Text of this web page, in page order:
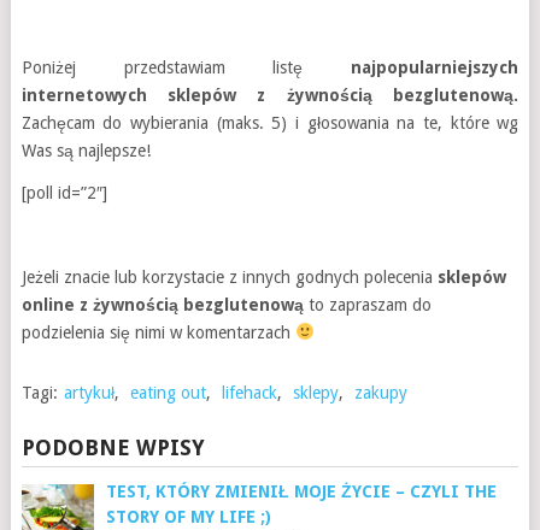
Poniżej przedstawiam listę najpopularniejszych
internetowych sklepów z żywnością bezglutenową.
Zachęcam do wybierania (maks. 5) i głosowania na te, które wg
Was są najlepsze!
[poll id=”2″]
Jeżeli znacie lub korzystacie z innych godnych polecenia sklepów
online z żywnością bezglutenowąto zapraszam do
podzielenia się nimi w komentarzach
Tagi: artykuł, eating out, lifehack, sklepy, zakupy
PODOBNE WPISY
TEST, KTÓRY ZMIENIŁ MOJE ŻYCIE – CZYLI THE
STORY OF MY LIFE ;)